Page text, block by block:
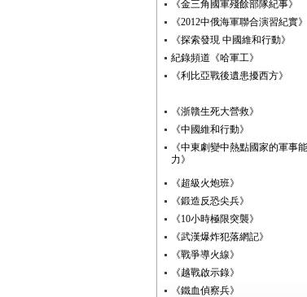
《金三角國軍殘餘部隊紀事》
《2012中俄海軍聯合演習紀實》
《探索發現 中國維和行動》
紀錄頻道《哈軍工》
《利比亞戰後遺患擾西方》
《浙贛生死大營救》
《中國維和行動》
《中東劇變中熱點國家的軍事能
力》
《超級火炮班》
《鍛造反恐尖兵》
《10小時極限突襲》
《武漢爆炸犯落網記》
《戰爭導火線》
《越戰啟示錄》
《鐵血偵察兵》